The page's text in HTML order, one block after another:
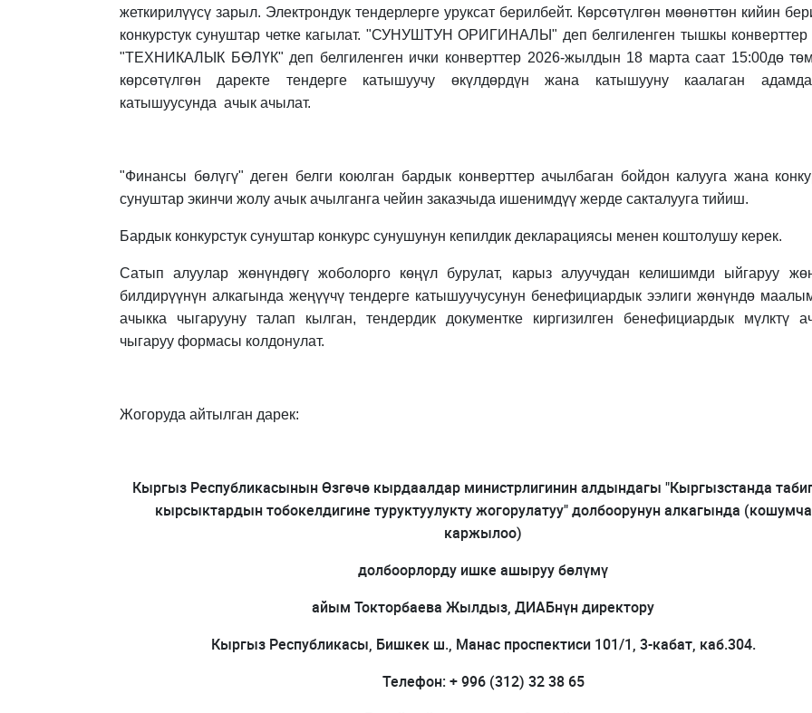
жеткирилүүсү зарыл. Электрондук тендерлерге уруксат берилбейт. Көрсөтүлгөн мөөнөттөн кийин
конкурстук сунуштар четке кагылат. "СУНУШТУН ОРИГИНАЛЫ" деп белгиленген тышкы конверттер
"ТЕХНИКАЛЫК БӨЛҮК" деп белгиленген ички конверттер 2026-жылдын 18 марта саат 15:00дө
көрсөтүлгөн даректе тендерге катышуучу өкүлдөрдүн жана катышууну каалаган
катышуусунда ачык ачылат.
"Финансы бөлүгү" деген белги коюлган бардык конверттер ачылбаган бойдон калууга жана
сунуштар экинчи жолу ачык ачылганга чейин заказчыда ишенимдүү жерде сакталууга тийиш.
Бардык конкурстук сунуштар конкурс сунушунун кепилдик декларациясы менен коштолушу керек.
Сатып алуулар жөнүндөгү жоболорго көңүл бурулат, карыз алуучудан келишимди ыйгаруу
билдирүүнүн алкагында жеңүүчү тендерге катышуучусунун бенефициардык ээлиги жөнүндө
ачыкка чыгарууну талап кылган, тендердик документке киргизилген бенефициардык мүлктү
чыгаруу формасы колдонулат.
Жогоруда айтылган дарек:
Кыргыз Республикасынын Өзгөчө кырдаалдар министрлигинин алдындагы "Кыргызстанда
кырсыктардын тобокелдигине туруктуулукту жогорулатуу" долбоорунун алкагында (кошумча
каржылоо)
долбоорлорду ишке ашыруу бөлүмү
айым Токторбаева Жылдыз, ДИАБнүн директору
Кыргыз Республикасы, Бишкек ш., Манас проспектиси 101/1, 3-кабат, каб.304.
Телефон: + 996 (312) 32 38 65